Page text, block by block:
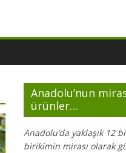
Anadolu’nun
ürünler…
Anadolu’da yaklaşık 12
birikimin mirası olarak